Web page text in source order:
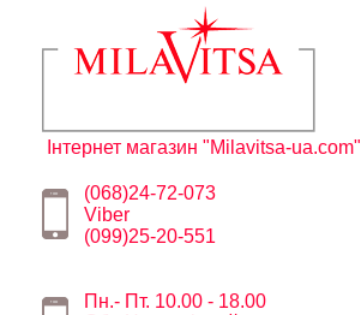
Інтернет магазин "Milavitsa-ua.com"
(068)24-72-073
Viber
(099)25-20-551
Пн.- Пт. 10.00 - 18.00